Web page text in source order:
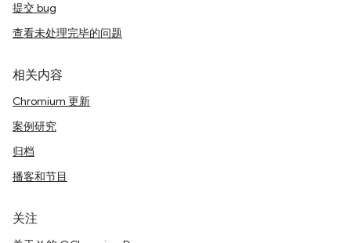
提交 bug
查看未处理完毕的问题
相关内容
Chromium 更新
案例研究
归档
播客和节目
关注